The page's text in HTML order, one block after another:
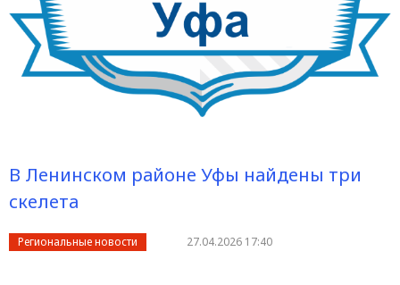
В Ленинском районе Уфы найдены три
скелета
Региональные новости 27.04.2026 17:40